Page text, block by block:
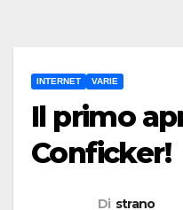
INTERNET VARIE
Il primo
Conficker!
Di strano